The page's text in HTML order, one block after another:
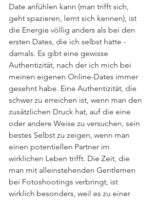
Date anfühlen kann (man trifft sich,
geht spazieren, lernt sich kennen), ist
die Energie völlig anders als bei den
ersten Dates, die ich selbst hatte -
damals. Es gibt eine gewisse
Authentizität, nach der ich mich bei
meinen eigenen Online-Dates immer
gesehnt habe. Eine Authentizität, die
schwer zu erreichen ist, wenn man den
zusätzlichen Druck hat, auf die eine
oder andere Weise zu versuchen, sein
bestes Selbst zu zeigen, wenn man
einen potentiellen Partner im
wirklichen Leben trifft. Die Zeit, die
man mit alleinstehenden Gentlemen
bei Fotoshootings verbringt, ist
wirklich besonders, weil es zu einer